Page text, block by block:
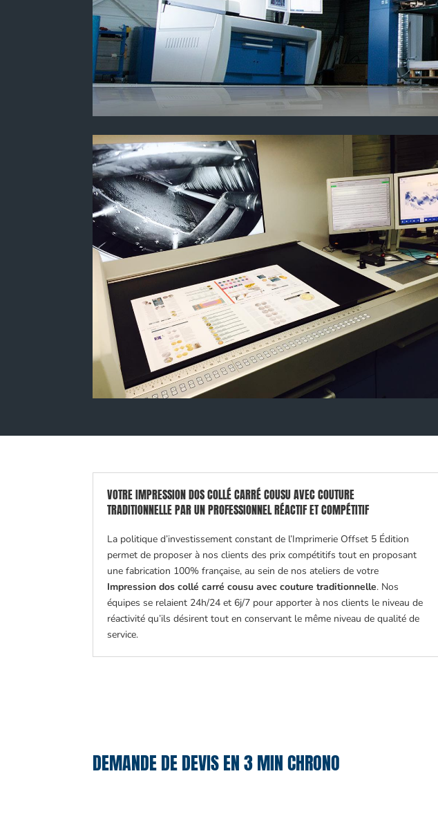
VOTRE IMPRESSION DOS COLLÉ CARRÉ COUSU AVEC COUTURE
TRADITIONNELLE PAR UN PROFESSIONNEL RÉACTIF ET COMPÉTITIF
La politique d’investissement constant de l’Imprimerie Offset 5 Édition
permet de proposer à nos clients des prix compétitifs tout en proposant
une fabrication 100% française, au sein de nos ateliers de votre
Impression dos collé carré cousu avec couture traditionnelle. Nos
équipes se relaient 24h/24 et 6j/7 pour apporter à nos clients le niveau de
réactivité qu’ils désirent tout en conservant le même niveau de qualité de
service.
DEMANDE DE DEVIS EN 3 MIN CHRONO